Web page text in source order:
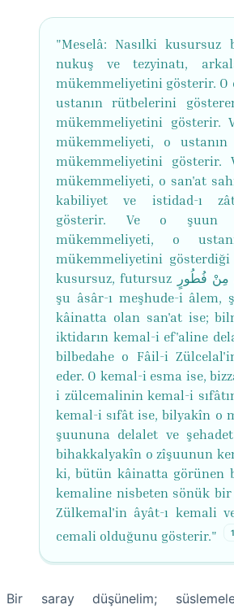
"Meselâ: Nasılki
nukuş ve tezyinatı,
mükemmeliyetini gösterir.
ustanın rütbelerini
mükemmeliyetini gösterir.
mükemmeliyeti, o ustanın
mükemmeliyetini gösterir.
mükemmeliyeti, o san'at
kabiliyet ve istidad-ı
gösterir. Ve o şuun
mükemmeliyeti, o
mükemmeliyetini
kusursuz, futursuz هَلْ تَرَى مِنْ فُطُورٍ sırrına mazhar olan
şu âsâr-ı meşhude-i âlem,
kâinatta olan san'at ise;
iktidarın kemal-i ef'aline
bilbedahe o Fâil-i
eder. O kemal-i esma ise,
i zülcemalinin kemal-i
kemal-i sıfât ise, bilyakîn o
şuununa delalet ve
bihakkalyakîn o zîşuunun
ki, bütün kâinatta görünen
kemaline nisbeten sönük
Zülkemal'in âyât-ı kemali
cemali olduğunu gösterir."
1
Bir saray düşünelim;